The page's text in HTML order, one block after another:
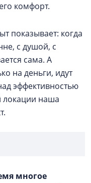
комфорт.
показывает: когда
с душой, с
сама. А
на деньги, идут
эффективностью
локации наша
многое